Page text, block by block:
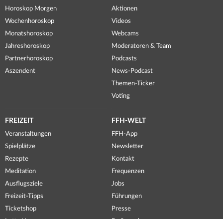
Horoskop Morgen
Wochenhoroskop
Monatshoroskop
Jahreshoroskop
Partnerhoroskop
Aszendent
Aktionen
Videos
Webcams
Moderatoren & Team
Podcasts
News-Podcast
Themen-Ticker
Voting
FREIZEIT
Veranstaltungen
Spielplätze
Rezepte
Meditation
Ausflugsziele
Freizeit-Tipps
Ticketshop
FFH-WELT
FFH-App
Newsletter
Kontakt
Frequenzen
Jobs
Führungen
Presse